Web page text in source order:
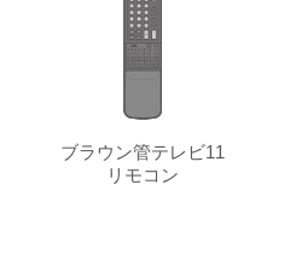
ブラウン管テレビ11
リモコン